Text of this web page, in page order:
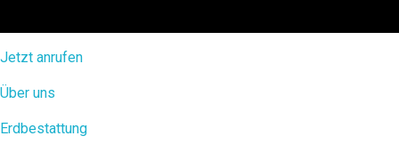
Jetzt anrufen
Über uns
Erdbestattung